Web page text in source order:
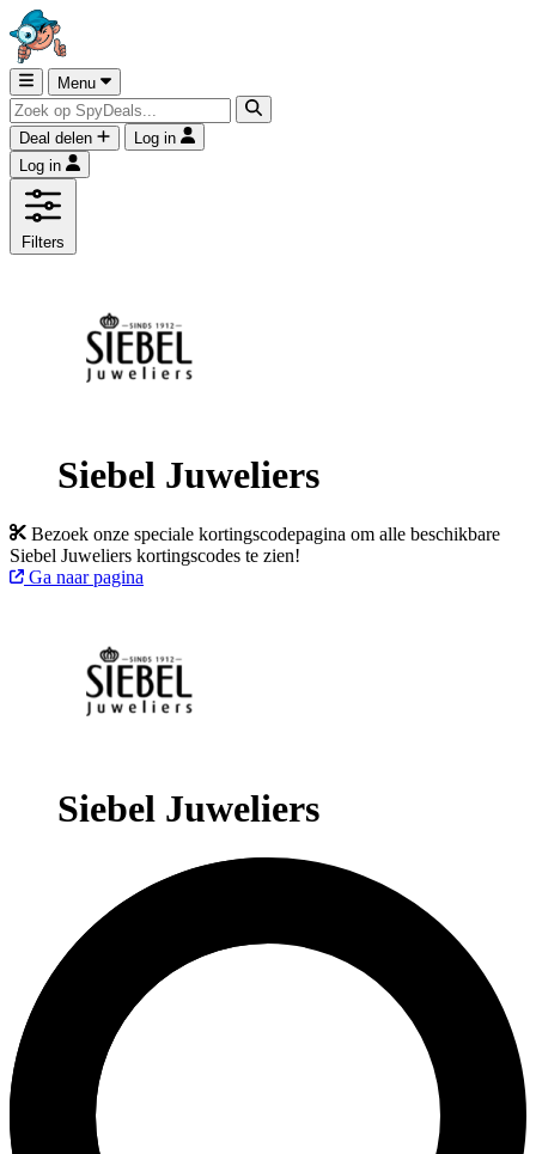
Menu
Deal delen
Log in
Log in
Filters
Siebel Juweliers
Bezoek onze speciale kortingscodepagina om alle beschikbare
Siebel Juweliers kortingscodes te zien!
Ga naar pagina
Siebel Juweliers